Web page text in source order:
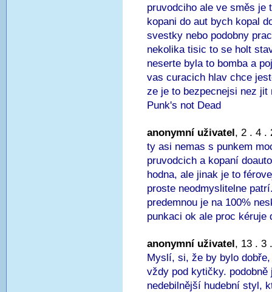
pruvodciho ale ve směs je
kopani do aut bych kopal
svestky nebo podobny
nekolika tisic to se holt
neserte byla to bomba a
vas curacich hlav chce
ze je to bezpecnejsi nez jit
Punk's not Dead
anonymní uživatel, 2 . 4 .
ty asi nemas s punkem
pruvodcich a kopaní
hodna, ale jinak je to
proste neodmyslitelne
predemnou je na 100%
punkaci ok ale proc kéruje
anonymní uživatel, 13 . 3
Myslí, si, že by bylo
vždy pod kytičky.
nedebilnější hudební styl,